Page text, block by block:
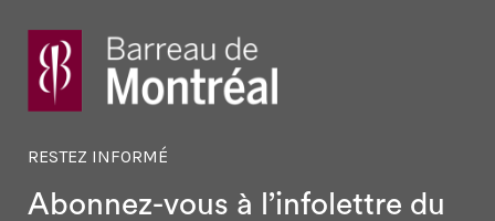
RESTEZ INFORMÉ
Abonnez-vous à l’infolettre du